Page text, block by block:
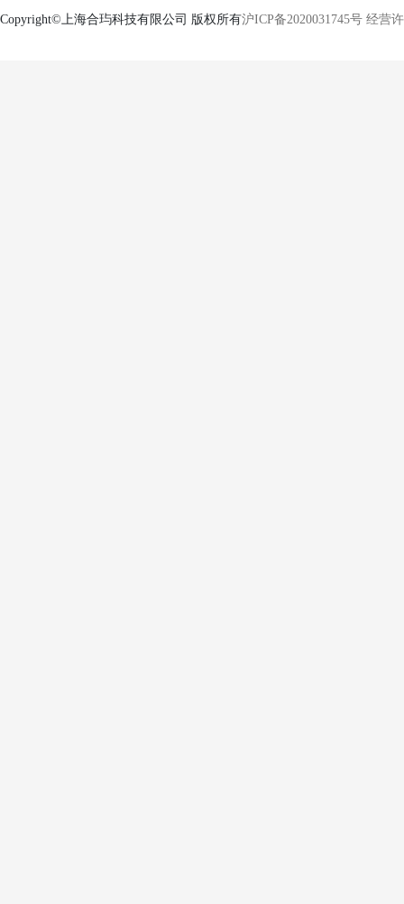
Copyright©上海合玙科技有限公司 版权所有沪ICP备2020031745号 经营